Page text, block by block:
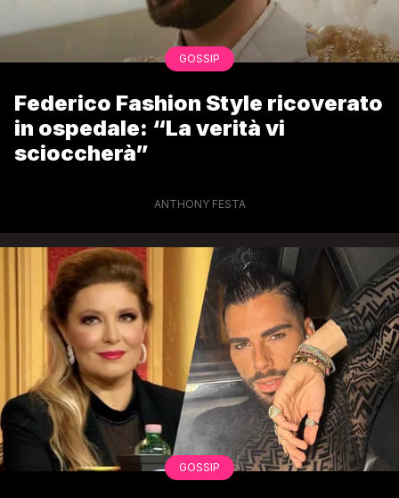
GOSSIP
Federico Fashion Style ricoverato
in ospedale: “La verità vi
scioccherà”
ANTHONY FESTA
GOSSIP